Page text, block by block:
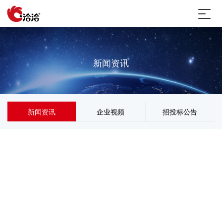
新闻资讯
新闻资讯 企业视频 招投标公告